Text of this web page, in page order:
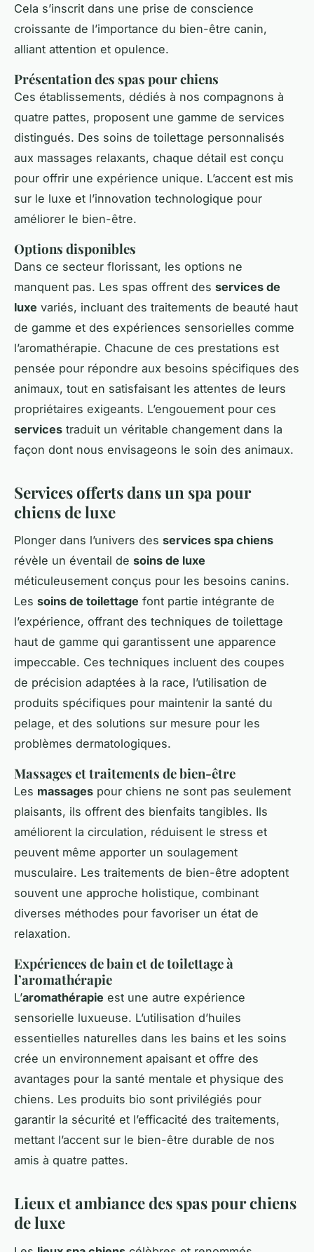
Cela s’inscrit dans une prise de conscience
croissante de l’importance du bien-être canin,
alliant attention et opulence.
Présentation des spas pour chiens
Ces établissements, dédiés à nos compagnons à
quatre pattes, proposent une gamme de services
distingués. Des soins de toilettage personnalisés
aux massages relaxants, chaque détail est conçu
pour offrir une expérience unique. L’accent est mis
sur le luxe et l’innovation technologique pour
améliorer le bien-être.
Options disponibles
Dans ce secteur florissant, les options ne
manquent pas. Les spas offrent des services de
luxe variés, incluant des traitements de beauté haut
de gamme et des expériences sensorielles comme
l’aromathérapie. Chacune de ces prestations est
pensée pour répondre aux besoins spécifiques des
animaux, tout en satisfaisant les attentes de leurs
propriétaires exigeants. L’engouement pour ces
services traduit un véritable changement dans la
façon dont nous envisageons le soin des animaux.
Services offerts dans un spa pour
chiens de luxe
Plonger dans l’univers des services spa chiens
révèle un éventail de soins de luxe
méticuleusement conçus pour les besoins canins.
Les soins de toilettage font partie intégrante de
l’expérience, offrant des techniques de toilettage
haut de gamme qui garantissent une apparence
impeccable. Ces techniques incluent des coupes
de précision adaptées à la race, l’utilisation de
produits spécifiques pour maintenir la santé du
pelage, et des solutions sur mesure pour les
problèmes dermatologiques.
Massages et traitements de bien-être
Les massages pour chiens ne sont pas seulement
plaisants, ils offrent des bienfaits tangibles. Ils
améliorent la circulation, réduisent le stress et
peuvent même apporter un soulagement
musculaire. Les traitements de bien-être adoptent
souvent une approche holistique, combinant
diverses méthodes pour favoriser un état de
relaxation.
Expériences de bain et de toilettage à
l’aromathérapie
L’aromathérapie est une autre expérience
sensorielle luxueuse. L’utilisation d’huiles
essentielles naturelles dans les bains et les soins
crée un environnement apaisant et offre des
avantages pour la santé mentale et physique des
chiens. Les produits bio sont privilégiés pour
garantir la sécurité et l’efficacité des traitements,
mettant l’accent sur le bien-être durable de nos
amis à quatre pattes.
Lieux et ambiance des spas pour chiens
de luxe